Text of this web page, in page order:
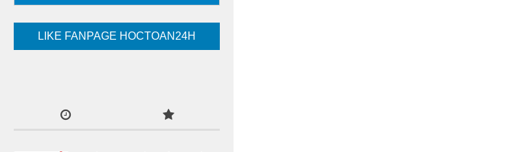
LIKE FANPAGE HOCTOAN24H